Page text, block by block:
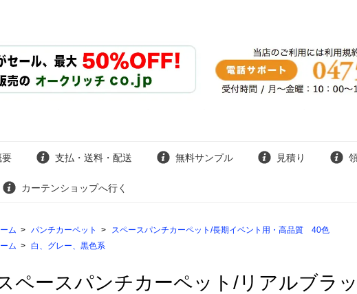
要 支払・送料・配送 無料サンプル 見積り
カーテンショップへ行く
ム > パンチカーペット >
スペースパンチカーペット/長期イベント用・高品質 40色
ム > 白、グレー、黒色系
ペースパンチカーペット/リアルブラ